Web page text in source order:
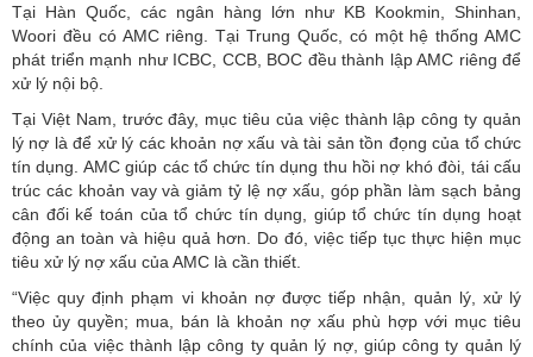
Tại Hàn Quốc, các ngân hàng lớn như KB Kookmin, Shinhan,
Woori đều có AMC riêng. Tại Trung Quốc, có một hệ thống AMC
phát triển mạnh như ICBC, CCB, BOC đều thành lập AMC riêng để
xử lý nội bộ.
Tại Việt Nam, trước đây, mục tiêu của việc thành lập công ty quản
lý nợ là để xử lý các khoản nợ xấu và tài sản tồn đọng của tổ chức
tín dụng. AMC giúp các tổ chức tín dụng thu hồi nợ khó đòi, tái cấu
trúc các khoản vay và giảm tỷ lệ nợ xấu, góp phần làm sạch bảng
cân đối kế toán của tổ chức tín dụng, giúp tổ chức tín dụng hoạt
động an toàn và hiệu quả hơn. Do đó, việc tiếp tục thực hiện mục
tiêu xử lý nợ xấu của AMC là cần thiết.
“Việc quy định phạm vi khoản nợ được tiếp nhận, quản lý, xử lý
theo ủy quyền; mua, bán là khoản nợ xấu phù hợp với mục tiêu
chính của việc thành lập công ty quản lý nợ, giúp công ty quản lý